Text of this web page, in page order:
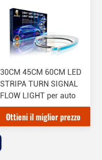
30CM 45CM 60CM LED
STRIPA TURN SIGNAL
FLOW LIGHT per auto
Ottieni il miglior prezzo